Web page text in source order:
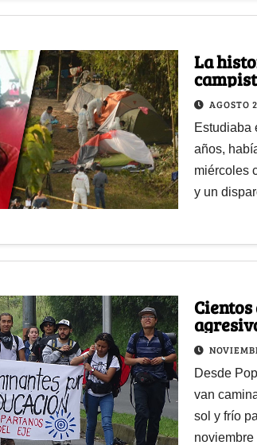
La
AGOSTO
Estudiaba
años,
miércoles
y un
Desde
van
sol y frío
noviembre